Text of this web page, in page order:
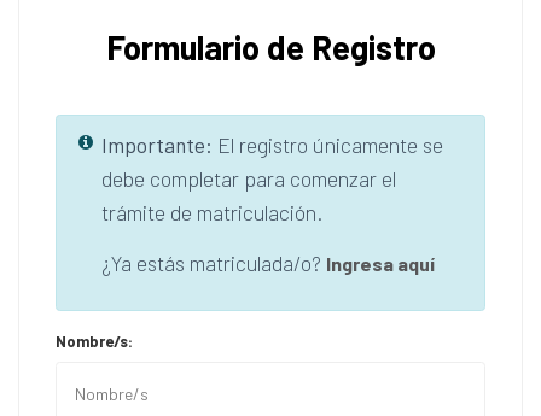
Formulario de Registro
Importante: El registro únicamente se
debe completar para comenzar el
trámite de matriculación.
¿Ya estás matriculada/o? Ingresa aquí
Nombre/s: